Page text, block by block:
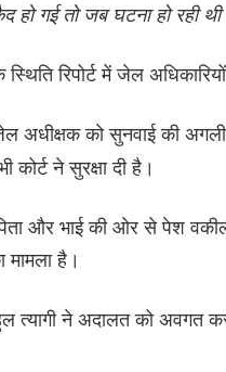
गई तो जब घटना हो रही
रिपोर्ट में जेल
को सुनवाई की अगली
कोर्ट ने सुरक्षा दी है।
और भाई की ओर से पेश
मामला है।
त्यागी ने अदालत को अवगत